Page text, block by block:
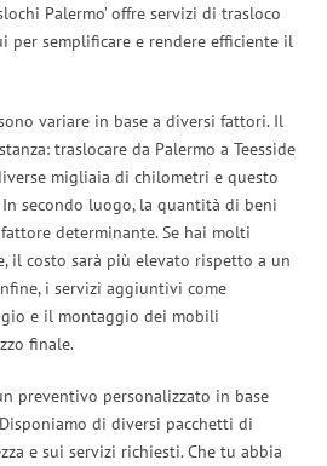
Palermo’ offre servizi di trasloco
per semplificare e rendere efficiente il
variare in base a diversi fattori. Il
traslocare da Palermo a Teesside
migliaia di chilometri e questo
secondo luogo, la quantità di beni
determinante. Se hai molti
il costo sarà più elevato rispetto a un
i servizi aggiuntivi come
e il montaggio dei mobili
finale.
preventivo personalizzato in base
di diversi pacchetti di
e sui servizi richiesti. Che tu abbia